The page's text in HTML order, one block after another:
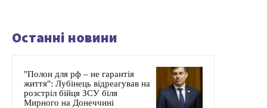
Останні новини
"Полон для рф – не гарантія
життя": Лубінець відреагував на
розстріл бійця ЗСУ біля
Мирного на Донеччині